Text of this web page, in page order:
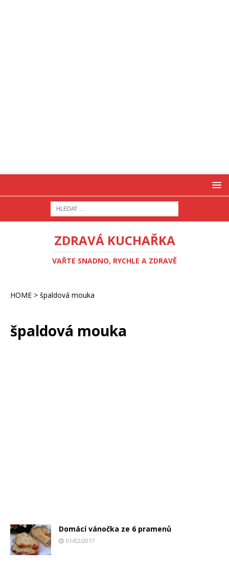
ZDRAVÁ KUCHAŘKA
VAŘTE SNADNO, RYCHLE A ZDRAVĚ
HOME > špaldová mouka
špaldová mouka
Domácí vánočka ze 6 pramenů
01/02/2017